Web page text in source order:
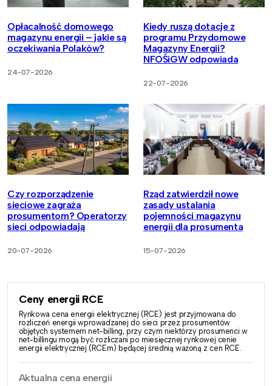
Opłacalność domowego
magazynu energii – jakie są
oczekiwania Polaków?
24-07-2026
Kiedy ruszą dotacje z
programu Przydomowe
Magazyny Energii?
NFOŚiGW odpowiada
22-07-2026
Czy rozporządzenie
sieciowe zagraża
prosumentom? Operatorzy
sieci odpowiadają
20-07-2026
Rząd zatwierdził nowe
zasady ustalania
pojemności magazynu
energii dla prosumenta
15-07-2026
Ceny energii RCE
Rynkowa cena energii elektrycznej (RCE) jest przyjmowana do
rozliczeń energii wprowadzanej do sieci przez prosumentów
objętych systemem net-billing, przy czym niektórzy prosumenci w
net-billingu mogą być rozliczani po miesięcznej rynkowej cenie
energii elektrycznej (RCEm) będącej średnią ważoną z cen RCE.
Aktualna cena energii